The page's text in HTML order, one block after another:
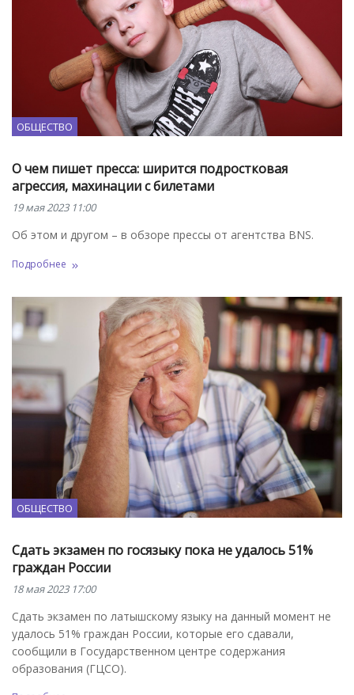
ОБЩЕСТВО
О чем пишет пресса: ширится подростковая
агрессия, махинации с билетами
19 мая 2023 11:00
Об этом и другом – в обзоре прессы от агентства BNS.
Подробнее
ОБЩЕСТВО
Сдать экзамен по госязыку пока не удалось 51%
граждан России
18 мая 2023 17:00
Сдать экзамен по латышскому языку на данный момент не
удалось 51% граждан России, которые его сдавали,
сообщили в Государственном центре содержания
образования (ГЦСО).